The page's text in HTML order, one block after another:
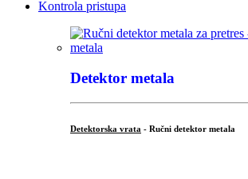
Kontrola pristupa
Detektor metala
Detektorska vrata - Ručni detektor metala